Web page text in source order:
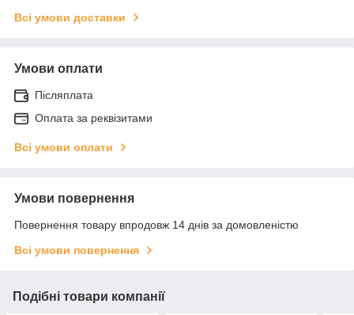
Всі умови доставки
Умови оплати
Післяплата
Оплата за реквізитами
Всі умови оплати
Умови повернення
Повернення товару впродовж 14 днів за домовленістю
Всі умови повернення
Подібні товари компанії